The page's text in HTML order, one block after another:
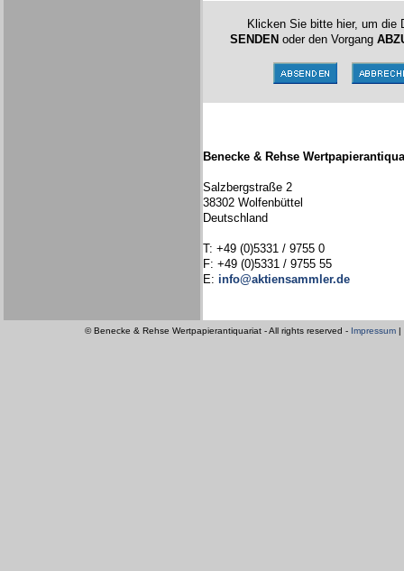
Klicken Sie bitte hier, um die
SENDEN oder den Vorgang
Benecke & Rehse
Salzbergstraße 2
38302 Wolfenbüttel
Deutschland
T: +49 (0)5331 / 9755 0
F: +49 (0)5331 / 9755 55
E: info@aktiensammler.de
© Benecke & Rehse Wertpapierantiquariat - All rights reserved - Impressum |